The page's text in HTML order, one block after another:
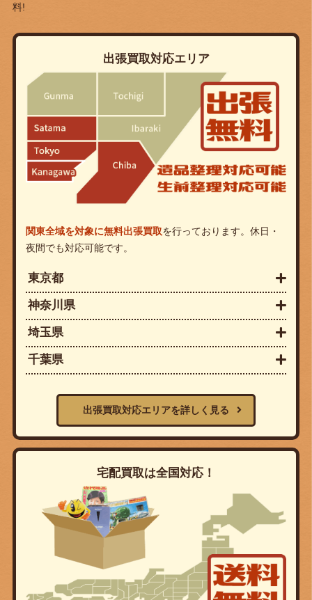
料!
出張買取対応エリア
関東全域を対象に無料出張買取を行っております。休日・
夜間でも対応可能です。
東京都
神奈川県
埼玉県
千葉県
出張買取対応エリアを詳しく見る
宅配買取は全国対応！